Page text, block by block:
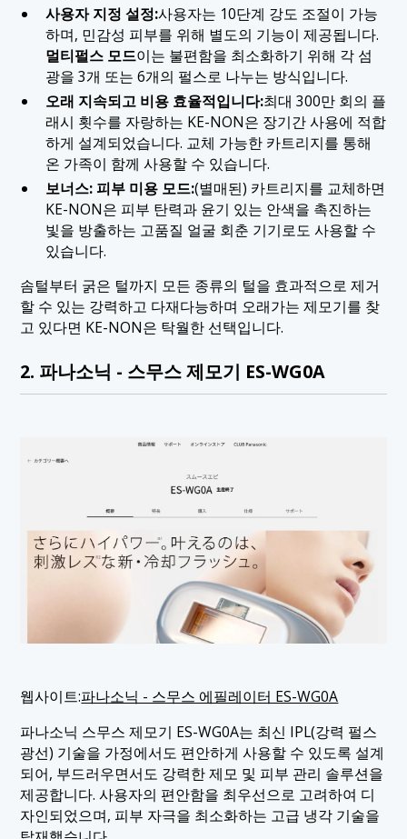
사용자 지정 설정:사용자는 10단계 강도 조절이 가능
하며, 민감성 피부를 위해 별도의 기능이 제공됩니다.
멀티펄스 모드이는 불편함을 최소화하기 위해 각 섬
광을 3개 또는 6개의 펄스로 나누는 방식입니다.
오래 지속되고 비용 효율적입니다:최대 300만 회의 플
래시 횟수를 자랑하는 KE-NON은 장기간 사용에 적합
하게 설계되었습니다. 교체 가능한 카트리지를 통해
온 가족이 함께 사용할 수 있습니다.
보너스: 피부 미용 모드:(별매된) 카트리지를 교체하면
KE-NON은 피부 탄력과 윤기 있는 안색을 촉진하는
빛을 방출하는 고품질 얼굴 회춘 기기로도 사용할 수
있습니다.
솜털부터 굵은 털까지 모든 종류의 털을 효과적으로 제거
할 수 있는 강력하고 다재다능하며 오래가는 제모기를 찾
고 있다면 KE-NON은 탁월한 선택입니다.
2. 파나소닉 - 스무스 제모기 ES-WG0A
웹사이트:파나소닉 - 스무스 에필레이터 ES-WG0A
파나소닉 스무스 제모기 ES-WG0A는 최신 IPL(강력 펄스
광선) 기술을 가정에서도 편안하게 사용할 수 있도록 설계
되어, 부드러우면서도 강력한 제모 및 피부 관리 솔루션을
제공합니다. 사용자의 편안함을 최우선으로 고려하여 디
자인되었으며, 피부 자극을 최소화하는 고급 냉각 기술을